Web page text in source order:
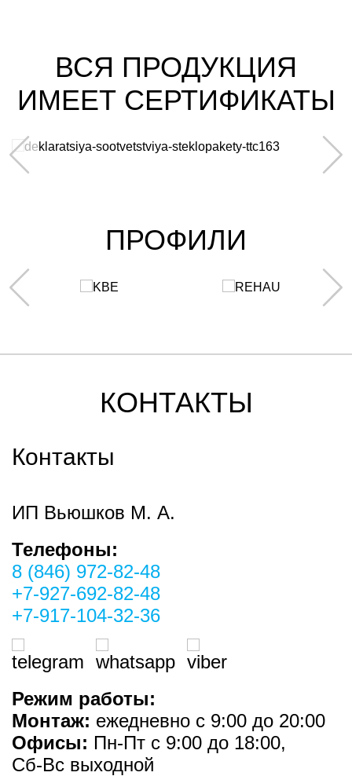
ВСЯ ПРОДУКЦИЯ
ИМЕЕТ СЕРТИФИКАТЫ
ПРОФИЛИ
КОНТАКТЫ
Контакты
ИП Вьюшков М. А.
Телефоны:
8 (846) 972-82-48
+7-927-692-82-48
+7-917-104-32-36
Режим работы:
Монтаж: ежедневно с 9:00 до 20:00
Офисы: Пн-Пт с 9:00 до 18:00,
Сб-Вс выходной